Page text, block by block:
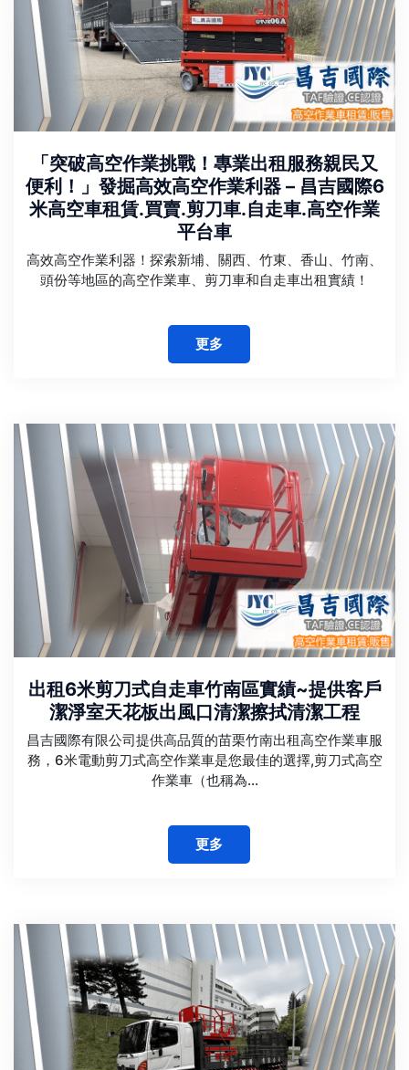
「突破高空作業挑戰！專業出租服務親民又
便利！」發掘高效高空作業利器 – 昌吉國際6
米高空車租賃.買賣.剪刀車.自走車.高空作業
平台車
高效高空作業利器！探索新埔、關西、竹東、香山、竹南、
頭份等地區的高空作業車、剪刀車和自走車出租實績！
更多
出租6米剪刀式自走車竹南區實績~提供客戶
潔淨室天花板出風口清潔擦拭清潔工程
昌吉國際有限公司提供高品質的苗栗竹南出租高空作業車服
務，6米電動剪刀式高空作業車是您最佳的選擇,剪刀式高空
作業車（也稱為...
更多